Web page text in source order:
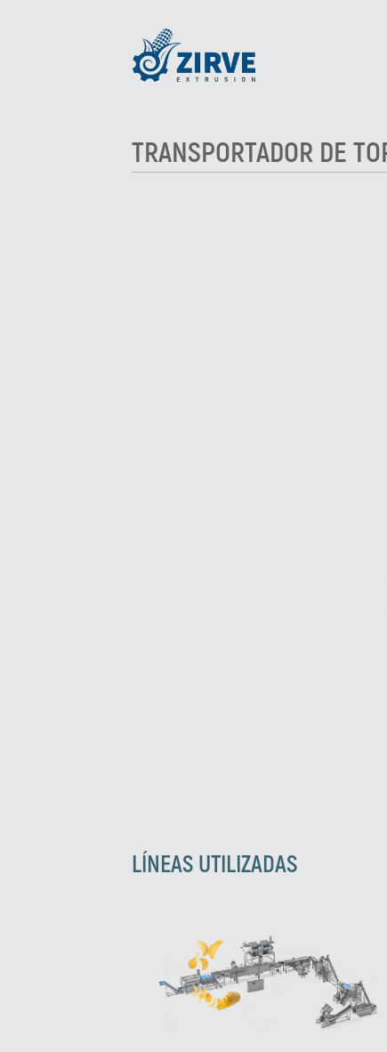
TRANSPORTADOR DE
LÍNEAS UTILIZADAS